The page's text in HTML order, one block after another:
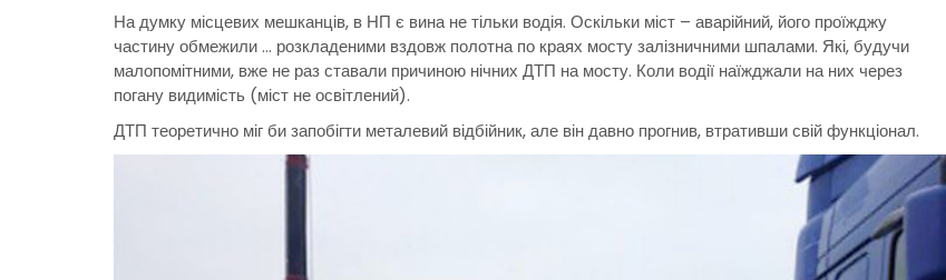
На думку місцевих мешканців, в НП є вина не тільки водія. Оскільки міст – аварійний, його проїжджу
частину обмежили … розкладеними вздовж полотна по краях мосту залізничними шпалами. Які, будучи
малопомітними, вже не раз ставали причиною нічних ДТП на мосту. Коли водії наїжджали на них через
погану видимість (міст не освітлений).
ДТП теоретично міг би запобігти металевий відбійник, але він давно прогнив, втративши свій функціонал.